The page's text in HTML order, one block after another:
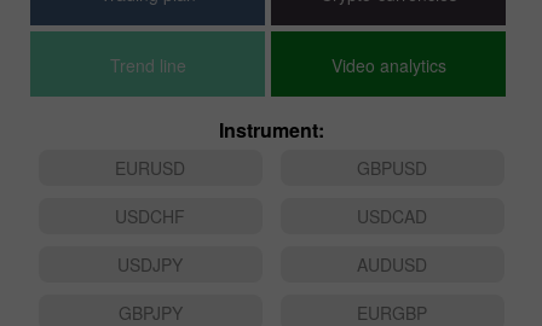
Trend line Video analytics
Instrument:
EURUSD
GBPUSD
USDCHF
USDCAD
USDJPY
AUDUSD
GBPJPY
EURGBP